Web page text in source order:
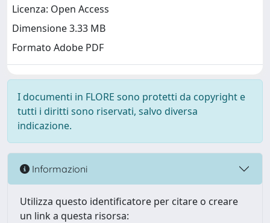
Licenza: Open Access
Dimensione 3.33 MB
Formato Adobe PDF
I documenti in FLORE sono protetti da copyright e
tutti i diritti sono riservati, salvo diversa
indicazione.
Informazioni
Utilizza questo identificatore per citare o creare
un link a questa risorsa: